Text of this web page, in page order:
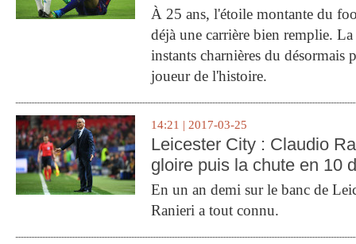
À 25 ans, l'étoile montante du
déjà une carrière bien remplie.
instants charnières du désormais
joueur de l'histoire.
14:21 | 2017-03-25
Leicester City : Claudio
gloire puis la chute en 10
En un an demi sur le banc de
Ranieri a tout connu.